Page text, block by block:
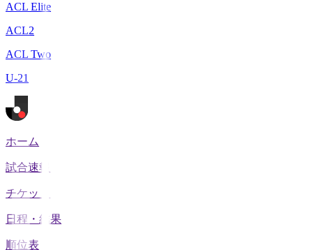
ACL Elite
ACL2
ACL Two
U-21
ホーム
試合速報
チケット
日程・結果
順位表